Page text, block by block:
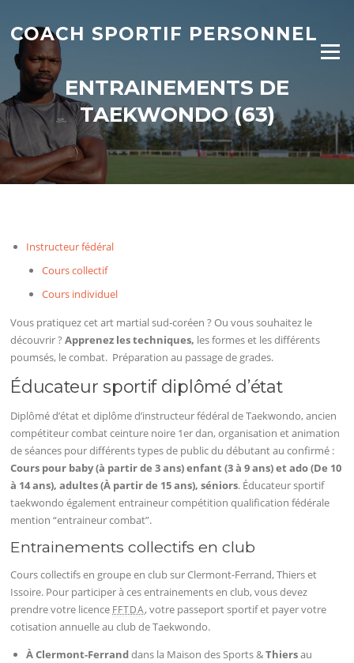
contenu
COACH SPORTIF PERSONNEL
Menu
ENTRAINEMENTS DE
TAEKWONDO (63)
Instructeur fédéral
Cours collectif
Cours individuel
Vous pratiquez cet art martial sud-coréen ? Ou vous souhaitez le
découvrir ?Apprenez les techniques, les formes et les différents
poumsés, le combat. Préparation au passage de grades.
Éducateur sportif diplômé d’état
Diplômé d’état et diplôme d’instructeur fédéral de Taekwondo, ancien
compétiteur combat ceinture noire 1er dan, organisation et animation
de séances pour différents types de public du débutant au confirmé :
Cours pour baby (à partir de 3 ans) enfant (3 à 9 ans) et ado (De 10
à 14 ans), adultes (À partir de 15 ans), séniors. Éducateur sportif
taekwondo également entraineur compétition qualification fédérale
mention “entraineur combat”.
Entrainements collectifs en club
Cours collectifs en groupe en club sur Clermont-Ferrand, Thiers et
Issoire. Pour participer à ces entrainements en club, vous devez
prendre votre licence FFTDA, votre passeport sportif et payer votre
cotisation annuelle au club de Taekwondo.
À Clermont-Ferranddans la Maison des Sports &Thiersau